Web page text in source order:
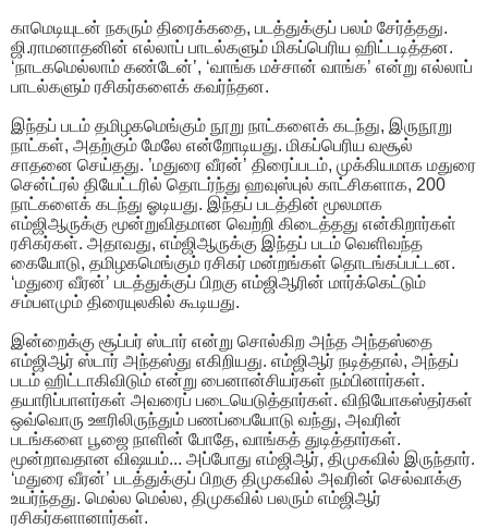
காமெடியுடன் நகரும் திரைக்கதை, படத்துக்குப் பலம் சேர்த்தது.
ஜி.ராமனாதனின் எல்லாப் பாடல்களும் மிகப்பெரிய ஹிட்டடித்தன.
‘நாடகமெல்லாம் கண்டேன்’, ‘வாங்க மச்சான் வாங்க’ என்று எல்லாப்
பாடல்களும் ரசிகர்களைக் கவர்ந்தன.
இந்தப் படம் தமிழகமெங்கும் நூறு நாட்களைக் கடந்து, இருநூறு
நாட்கள், அதற்கும் மேலே என்றோடியது. மிகப்பெரிய வசூல்
சாதனை செய்தது. ’மதுரை வீரன்’ திரைப்படம், முக்கியமாக மதுரை
சென்ட்ரல் தியேட்டரில் தொடர்ந்து ஹவுஸ்புல் காட்சிகளாக, 200
நாட்களைக் கடந்து ஓடியது. இந்தப் படத்தின் மூலமாக
எம்ஜிஆருக்கு மூன்றுவிதமான வெற்றி கிடைத்தது என்கிறார்கள்
ரசிகர்கள். அதாவது, எம்ஜிஆருக்கு இந்தப் படம் வெளிவந்த
கையோடு, தமிழகமெங்கும் ரசிகர் மன்றங்கள் தொடங்கப்பட்டன.
‘மதுரை வீரன்’ படத்துக்குப் பிறகு எம்ஜிஆரின் மார்க்கெட்டும்
சம்பளமும் திரையுலகில் கூடியது.
இன்றைக்கு சூப்பர் ஸ்டார் என்று சொல்கிற அந்த அந்தஸ்தை
எம்ஜிஆர் ஸ்டார் அந்தஸ்து எகிறியது. எம்ஜிஆர் நடித்தால், அந்தப்
படம் ஹிட்டாகிவிடும் என்று பைனான்சியர்கள் நம்பினார்கள்.
தயாரிப்பாளர்கள் அவரைப் படையெடுத்தார்கள். விநியோகஸ்தர்கள்
ஒவ்வொரு ஊரிலிருந்தும் பணப்பையோடு வந்து, அவரின்
படங்களை பூஜை நாளின் போதே, வாங்கத் துடித்தார்கள்.
மூன்றாவதான விஷயம்... அப்போது எம்ஜிஆர், திமுகவில் இருந்தார்.
‘மதுரை வீரன்’ படத்துக்குப் பிறகு திமுகவில் அவரின் செல்வாக்கு
உயர்ந்தது. மெல்ல மெல்ல, திமுகவில் பலரும் எம்ஜிஆர்
ரசிகர்களானார்கள்.